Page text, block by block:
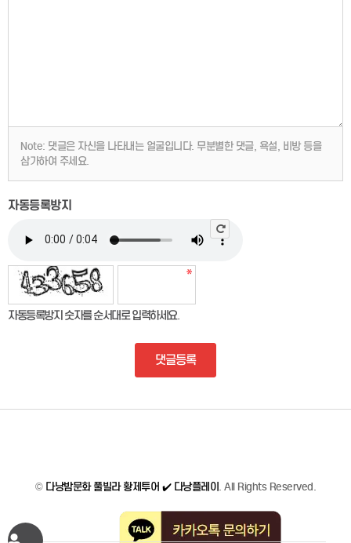
Note: 댓글은 자신을 나타내는 얼굴입니다. 무분별한 댓글, 욕설, 비방 등을
삼가하여 주세요.
자동등록방지
자동등록방지 숫자를 순서대로 입력하세요.
댓글등록
© 다낭밤문화 풀빌라 황제투어 ✔️ 다낭플레이 . All Rights Reserved.